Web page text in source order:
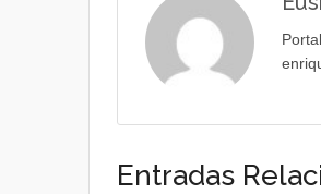
Entradas